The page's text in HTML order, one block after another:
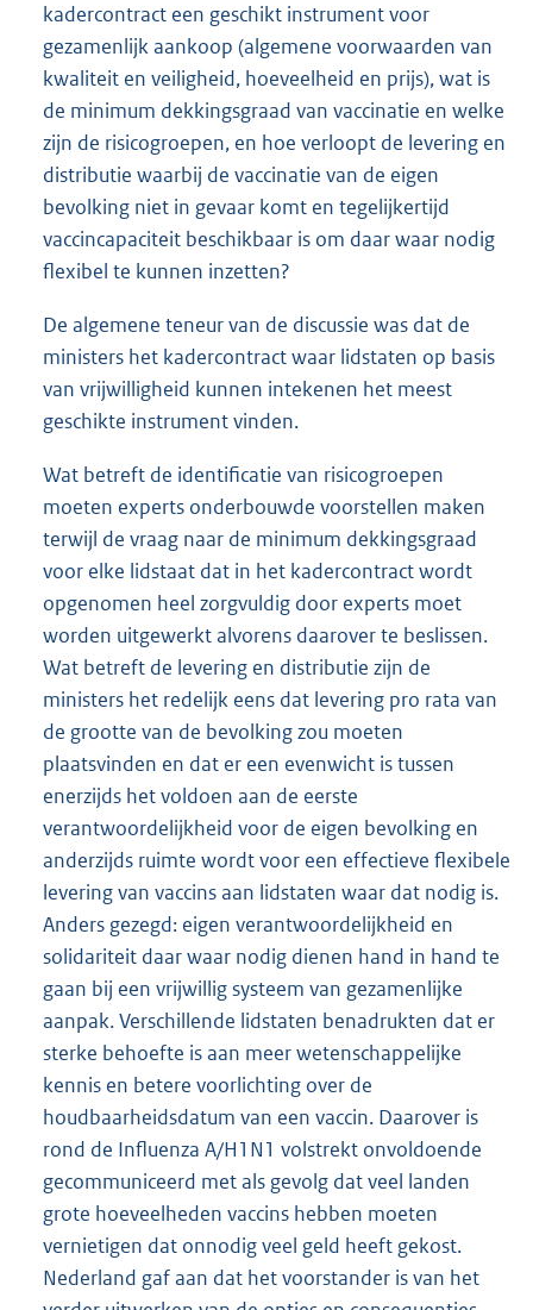
kadercontract een geschikt instrument voor
gezamenlijk aankoop (algemene voorwaarden van
kwaliteit en veiligheid, hoeveelheid en prijs), wat is
de minimum dekkingsgraad van vaccinatie en welke
zijn de risicogroepen, en hoe verloopt de levering en
distributie waarbij de vaccinatie van de eigen
bevolking niet in gevaar komt en tegelijkertijd
vaccincapaciteit beschikbaar is om daar waar nodig
flexibel te kunnen inzetten?
De algemene teneur van de discussie was dat de
ministers het kadercontract waar lidstaten op basis
van vrijwilligheid kunnen intekenen het meest
geschikte instrument vinden.
Wat betreft de identificatie van risicogroepen
moeten experts onderbouwde voorstellen maken
terwijl de vraag naar de minimum dekkingsgraad
voor elke lidstaat dat in het kadercontract wordt
opgenomen heel zorgvuldig door experts moet
worden uitgewerkt alvorens daarover te beslissen.
Wat betreft de levering en distributie zijn de
ministers het redelijk eens dat levering pro rata van
de grootte van de bevolking zou moeten
plaatsvinden en dat er een evenwicht is tussen
enerzijds het voldoen aan de eerste
verantwoordelijkheid voor de eigen bevolking en
anderzijds ruimte wordt voor een effectieve flexibele
levering van vaccins aan lidstaten waar dat nodig is.
Anders gezegd: eigen verantwoordelijkheid en
solidariteit daar waar nodig dienen hand in hand te
gaan bij een vrijwillig systeem van gezamenlijke
aanpak. Verschillende lidstaten benadrukten dat er
sterke behoefte is aan meer wetenschappelijke
kennis en betere voorlichting over de
houdbaarheidsdatum van een vaccin. Daarover is
rond de Influenza A/H1N1 volstrekt onvoldoende
gecommuniceerd met als gevolg dat veel landen
grote hoeveelheden vaccins hebben moeten
vernietigen dat onnodig veel geld heeft gekost.
Nederland gaf aan dat het voorstander is van het